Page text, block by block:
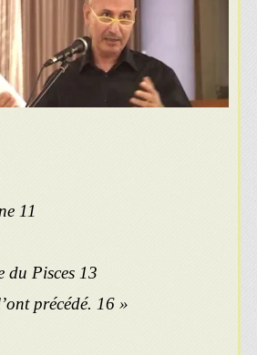
11
du Pisces 13
« L’accord de compromis » et les pourparlers qui l’ont précédé. 16